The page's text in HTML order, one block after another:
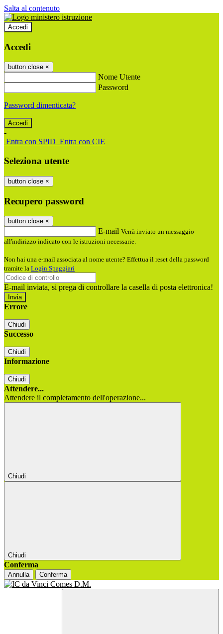
Salta al contenuto
Accedi
Accedi
button close ×
Nome Utente
Password
Password dimenticata?
-
Entra con SPID Entra con CIE
Seleziona utente
button close ×
Recupero password
button close ×
E-mail Verrà inviato un messaggio
all'indirizzo indicato con le istruzioni necessarie.
Non hai una e-mail associata al nome utente? Effettua il reset della password
tramite la Login Spaggiari
E-mail inviata, si prega di controllare la casella di posta elettronica!
Errore
Chiudi
Successo
Chiudi
Informazione
Chiudi
Attendere...
Attendere il completamento dell'operazione...
Chiudi
Chiudi
Conferma
Annulla Conferma